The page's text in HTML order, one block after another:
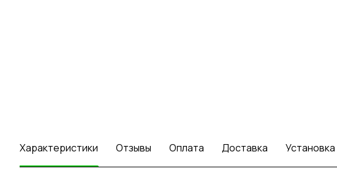
Характеристики Отзывы Оплата Доставка Установка